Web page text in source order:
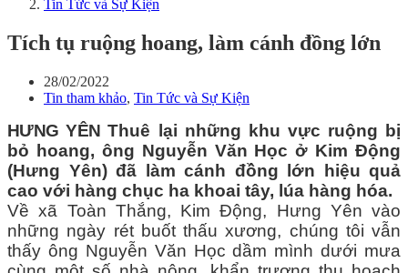
Tin Tức và Sự Kiện
Tích tụ ruộng hoang, làm cánh đồng lớn
28/02/2022
Tin tham khảo, Tin Tức và Sự Kiện
HƯNG YÊNThuê lại những khu vực ruộng bị
bỏ hoang, ông Nguyễn Văn Học ở Kim Động
(Hưng Yên) đã làm cánh đồng lớn hiệu quả
cao với hàng chục ha khoai tây, lúa hàng hóa.
Về xã Toàn Thắng, Kim Động, Hưng Yên vào
những ngày rét buốt thấu xương, chúng tôi vẫn
thấy ông Nguyễn Văn Học dầm mình dưới mưa